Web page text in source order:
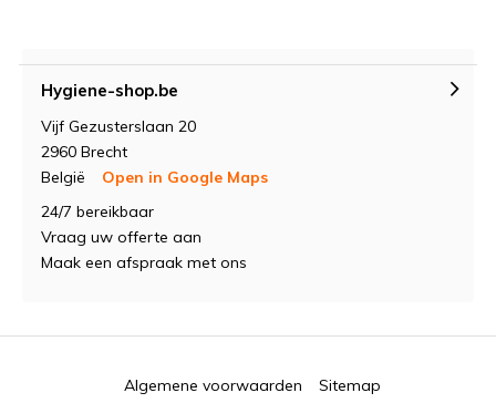
Hygiene-shop.be
Vijf Gezusterslaan 20
2960 Brecht
België
Open in Google Maps
24/7 bereikbaar
Vraag uw offerte aan
Maak een afspraak met ons
Algemene voorwaarden Sitemap